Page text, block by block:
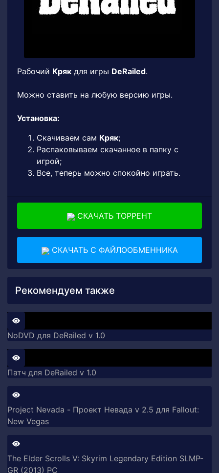
Рабочий Кряк для игры DeRailed.
Можно ставить на любую версию игры.
Установка:
Скачиваем сам Кряк;
Распаковываем скачанное в папку с
игрой;
Все, теперь можно спокойно играть.
СКАЧАТЬ ТОРРЕНТ
СКАЧАТЬ С ФАЙЛООБМЕННИКА
Рекомендуем также
NoDVD для DeRailed v 1.0
Патч для DeRailed v 1.0
Project Nevada - Проект Невада v 2.5 для Fallout:
New Vegas
The Elder Scrolls V: Skyrim Legendary Edition SLMP-
GR (2013) PC